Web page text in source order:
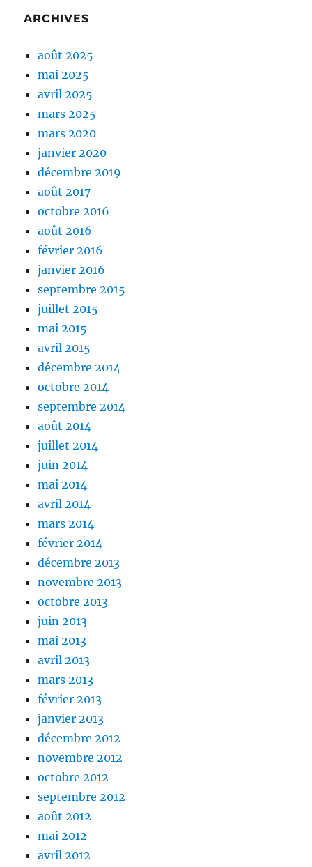
ARCHIVES
août 2025
mai 2025
avril 2025
mars 2025
mars 2020
janvier 2020
décembre 2019
août 2017
octobre 2016
août 2016
février 2016
janvier 2016
septembre 2015
juillet 2015
mai 2015
avril 2015
décembre 2014
octobre 2014
septembre 2014
août 2014
juillet 2014
juin 2014
mai 2014
avril 2014
mars 2014
février 2014
décembre 2013
novembre 2013
octobre 2013
juin 2013
mai 2013
avril 2013
mars 2013
février 2013
janvier 2013
décembre 2012
novembre 2012
octobre 2012
septembre 2012
août 2012
mai 2012
avril 2012